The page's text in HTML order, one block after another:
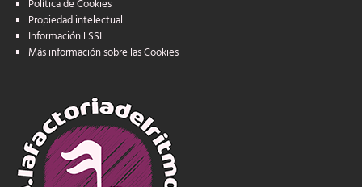
Política de Cookies
Propiedad intelectual
Información LSSI
Más información sobre las Cookies